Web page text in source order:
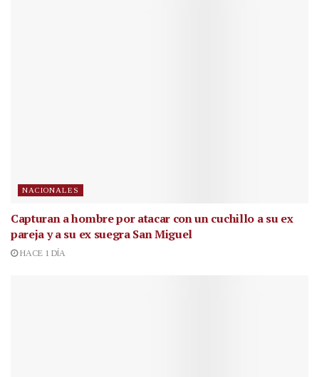
NACIONALES
Capturan a hombre por atacar con un cuchillo a su ex
pareja y a su ex suegra San Miguel
HACE 1 DÍA